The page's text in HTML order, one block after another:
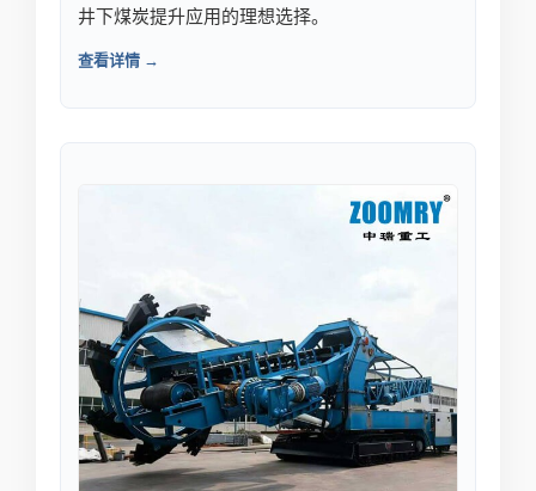
井下煤炭提升应用的理想选择。
查看详情 →